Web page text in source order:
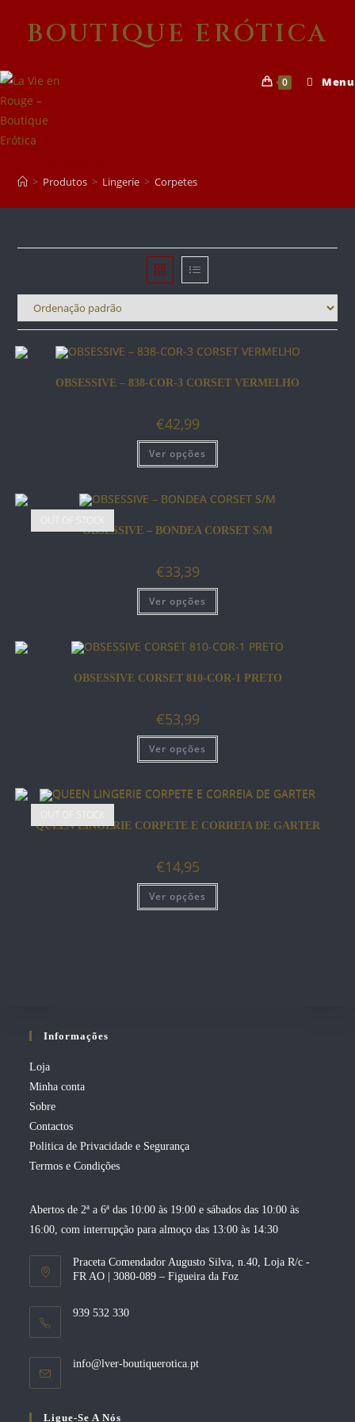
BOUTIQUE ERÓTICA
0 Menu
> Produtos > Lingerie > Corpetes
OBSESSIVE – 838-COR-3 CORSET VERMELHO
€42,99
Ver opções
OBSESSIVE – BONDEA CORSET S/M
€33,39
Ver opções
OBSESSIVE CORSET 810-COR-1 PRETO
€53,99
Ver opções
QUEEN LINGERIE CORPETE E CORREIA DE GARTER
€14,95
Ver opções
Informações
Loja
Minha conta
Sobre
Contactos
Politica de Privacidade e Segurança
Termos e Condições
Abertos de 2ª a 6ª das 10:00 às 19:00 e sábados das 10:00 às
16:00, com interrupção para almoço das 13:00 às 14:30
Praceta Comendador Augusto Silva, n.40, Loja R/c -
FR AO | 3080-089 – Figueira da Foz
939 532 330
info@lver-boutiquerotica.ptOpens
Ligue-Se A Nós